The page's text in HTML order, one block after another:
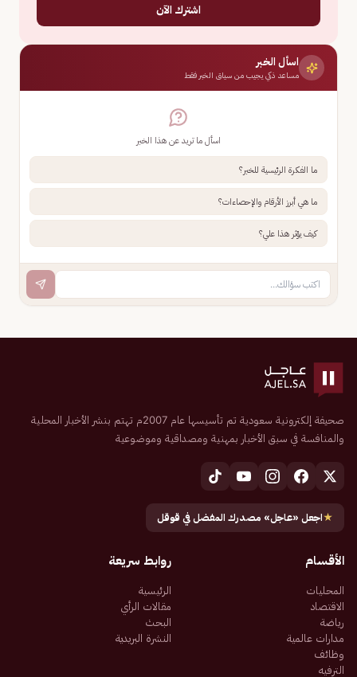
اشترك الآن
اسأل الخبر
مساعد ذكي يجيب من سياق الخبر فقط
اسأل ما تريد عن هذا الخبر
ما الفكرة الرئيسية للخبر؟
ما هي أبرز الأرقام والإحصاءات؟
كيف يؤثر هذا علي؟
صحيفة إلكترونية سعودية تم تأسيسها عام 2007م تهتم بنشر الأخبار المحلية
والمنافسة في سبق الأخبار بمهنية ومصداقية وموضوعية
★اجعل «عاجل» مصدرك المفضل في قوقل
الأقسام
المحليات
الاقتصاد
رياضة
مدارات عالمية
وظائف
الترفيه
روابط سريعة
الرئيسية
مقالات الرأي
البحث
النشرة البريدية